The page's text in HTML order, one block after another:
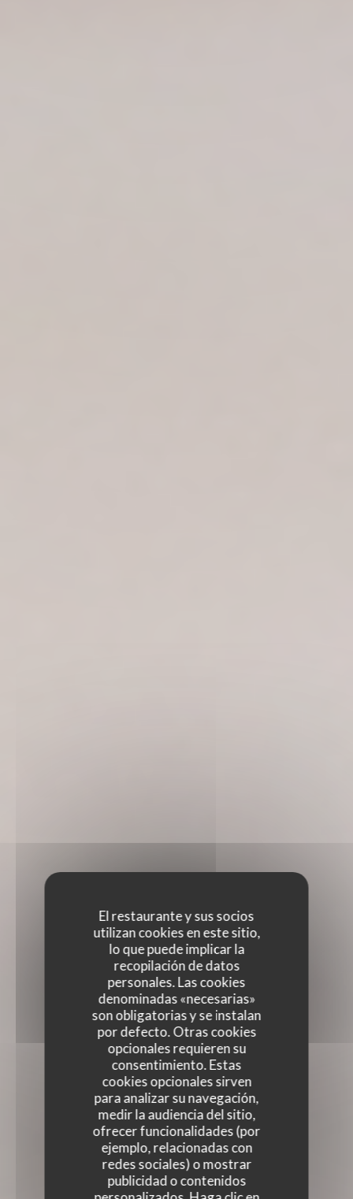
El restaurante y sus socios
utilizan cookies en este sitio,
lo que puede implicar la
recopilación de datos
personales. Las cookies
denominadas «necesarias»
son obligatorias y se instalan
por defecto. Otras cookies
opcionales requieren su
consentimiento. Estas
cookies opcionales sirven
para analizar su navegación,
medir la audiencia del sitio,
ofrecer funcionalidades (por
ejemplo, relacionadas con
redes sociales) o mostrar
publicidad o contenidos